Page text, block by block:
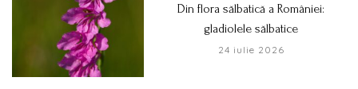
Din flora sălbatică a României:
gladiolele sălbatice
24 iulie 2026